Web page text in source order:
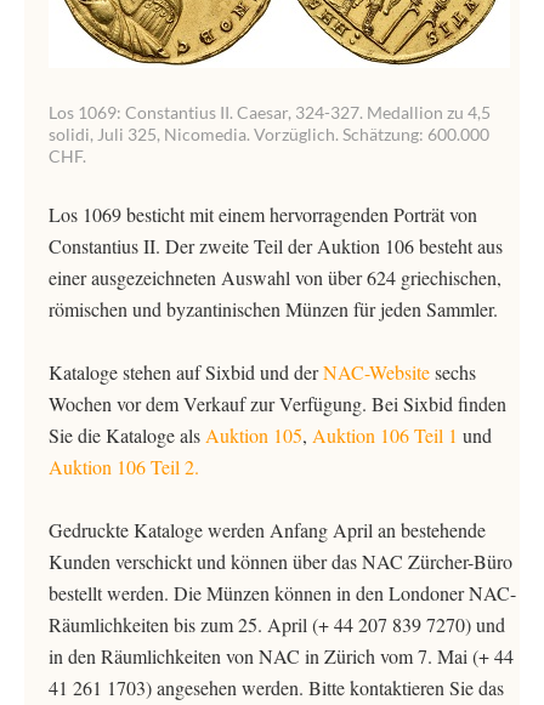
Los 1069: Constantius II. Caesar, 324-327. Medallion zu 4,5
solidi, Juli 325, Nicomedia. Vorzüglich. Schätzung: 600.000
CHF.
Los 1069 besticht mit einem hervorragenden Porträt von
Constantius II. Der zweite Teil der Auktion 106 besteht aus
einer ausgezeichneten Auswahl von über 624 griechischen,
römischen und byzantinischen Münzen für jeden Sammler.
Kataloge stehen auf Sixbid und derNAC-Websitesechs
Wochen vor dem Verkauf zur Verfügung. Bei Sixbid finden
Sie die Kataloge als Auktion 105, Auktion 106 Teil 1 und
Auktion 106 Teil 2.
Gedruckte Kataloge werden Anfang April an bestehende
Kunden verschickt und können über das NAC Zürcher-Büro
bestellt werden. Die Münzen können in den Londoner NAC-
Räumlichkeiten bis zum 25. April (+ 44 207 839 7270) und
in den Räumlichkeiten von NAC in Zürich vom 7. Mai (+ 44
41 261 1703) angesehen werden. Bitte kontaktieren Sie das